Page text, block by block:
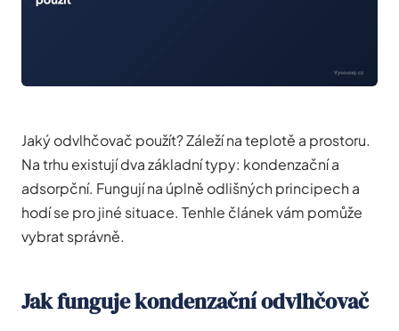
Jaký odvlhčovač použít? Záleží na teplotě a prostoru.
Na trhu existují dva základní typy: kondenzační a
adsorpční. Fungují na úplně odlišných principech a
hodí se pro jiné situace. Tenhle článek vám pomůže
vybrat správně.
Jak funguje kondenzační odvlhčovač